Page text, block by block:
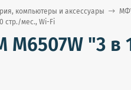
компьютеры и аксессуары
стр./мес., Wi-Fi
M6507W "3